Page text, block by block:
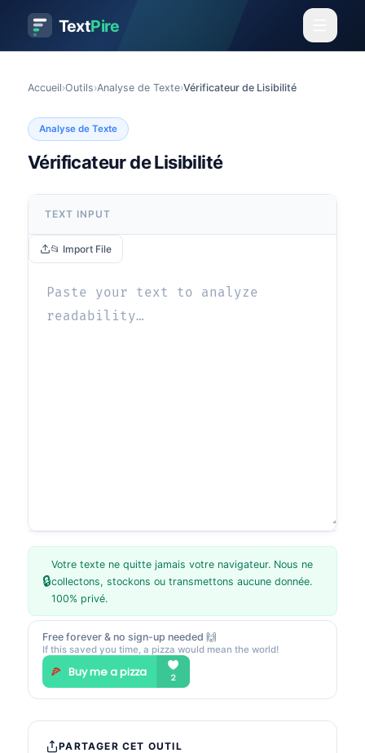
TextPire
Accueil›Outils›Analyse de Texte›Vérificateur de Lisibilité
Analyse de Texte
Vérificateur de Lisibilité
TEXT INPUT
📂 Import File
🔒
Votre texte ne quitte jamais votre navigateur. Nous ne
collectons, stockons ou transmettons aucune donnée.
100% privé.
Free forever & no sign-up needed 🙌
If this saved you time, a pizza would mean the world!
PARTAGER CET OUTIL